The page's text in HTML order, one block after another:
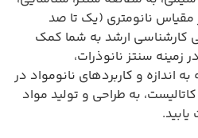
نانومتری (یک تا صد
کارشناسی ارشد به شما کمک
زمینه سنتز نانوذرات،
اندازه و کاربردهای نانومواد در
به طراحی و تولید مواد